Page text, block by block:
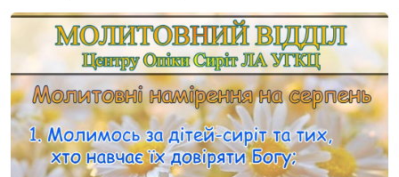
Підтримати сім’ю
Юричко
“#Усинови_ТИ”
Законодавство
Освіта